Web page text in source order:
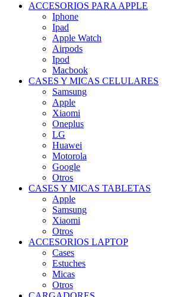
ACCESORIOS PARA APPLE
Iphone
Ipad
Apple Watch
Airpods
Ipod
Macbook
CASES Y MICAS CELULARES
Samsung
Apple
Xiaomi
Oneplus
LG
Huawei
Motorola
Google
Otros
CASES Y MICAS TABLETAS
Apple
Samsung
Xiaomi
Otros
ACCESORIOS LAPTOP
Cases
Estuches
Micas
Otros